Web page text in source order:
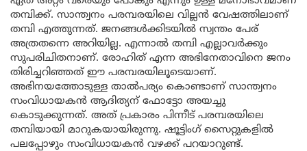
തമ്പിക്ക്. സാന്ത്വനം പരമ്പരയിലെ വില്ലൻ വേഷത്തിലാണ്
തമ്പി എത്തുന്നത്. ജനങ്ങൾക്കിടയിൽ സ്വന്തം പേര്
അത്രതന്നെ അറിയില്ല. എന്നാൽ തമ്പി എല്ലാവർക്കും
സുപരിചിതനാണ്. രോഹിത് എന്ന അഭിനേതാവിനെ ജനം
തിരിച്ചറിഞ്ഞത് ഈ പരമ്പരയിലൂടെയാണ്.
അഭിനയത്തോടുള്ള താൽപര്യം കൊണ്ടാണ് സാന്ത്വനം
സംവിധായകൻ ആദിത്യന് ഫോട്ടോ അയച്ചു
കൊടുക്കുന്നത്. അത് പ്രകാരം പിന്നീട് പരമ്പരയിലെ
തമ്പിയായി മാറുകയായിരുന്നു. ഷൂട്ടിംഗ് സൈറ്റുകളിൽ
പലപ്പോഴും സംവിധായകൻ വഴക്ക് പറയാറുണ്ട്.